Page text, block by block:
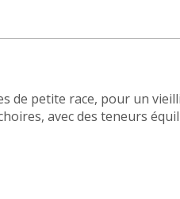
de petite race, pour un
avec des teneurs